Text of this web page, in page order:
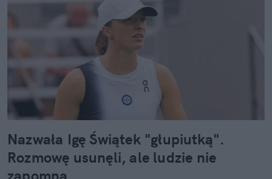
Nazwała Igę Świątek "głupiutką".
Rozmowę usunęli, ale ludzie nie
zapomną